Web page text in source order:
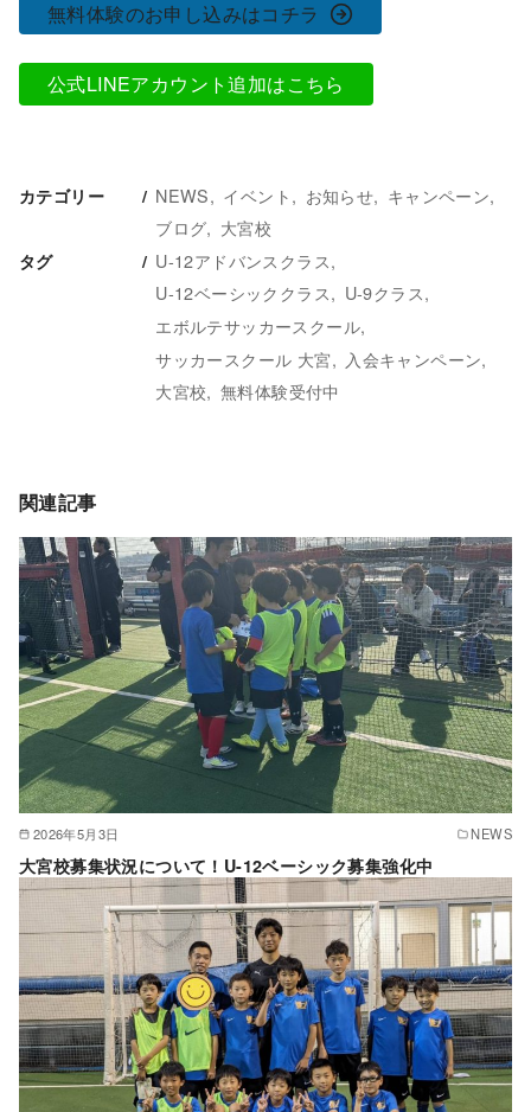
無料体験のお申し込みはコチラ
公式LINEアカウント追加はこちら
カテゴリー NEWS イベント お知らせ
キャンペーン
ブログ
大宮校
タグ
U-12アドバンスクラス
U-12ベーシッククラス
U-9クラス
エボルテサッカースクール
サッカースクール 大宮
入会キャンペーン
大宮校
無料体験受付中
関連記事
2026年5月3日 NEWS
大宮校募集状況について！U-12ベーシック募集強化中